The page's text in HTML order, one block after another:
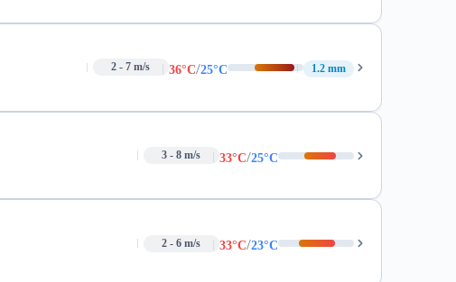
2 - 7 m/s 36°C/25°C 1.2 mm
3 - 8 m/s 33°C/25°C
2 - 6 m/s 33°C/23°C